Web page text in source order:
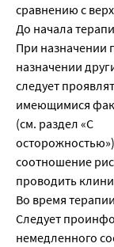
сравнению с
До начала
При назначении
назначении
следует
имеющимися
(см. раздел «С
соотношение
проводить
Во время терапии
Следует
немедленного